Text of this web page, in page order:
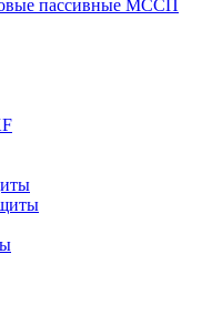
пассивные МССП